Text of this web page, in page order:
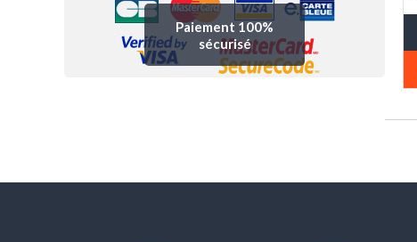
Paiement 100%
sécurisé